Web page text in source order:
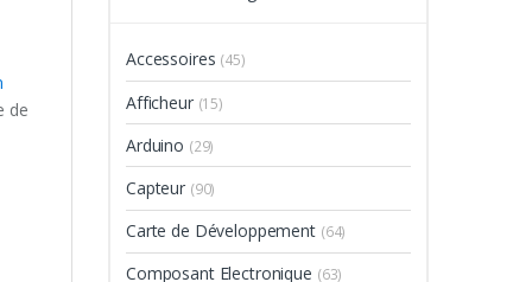
de
Accessoires (45)
Afficheur (15)
Arduino (29)
Capteur (90)
Carte de Développement (64)
Composant Electronique (63)